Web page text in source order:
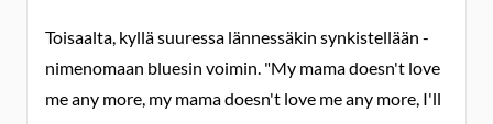
Toisaalta, kyllä suuressa lännessäkin synkistellään -
nimenomaan bluesin voimin. "My mama doesn't love
me any more, my mama doesn't love me any more, I'll